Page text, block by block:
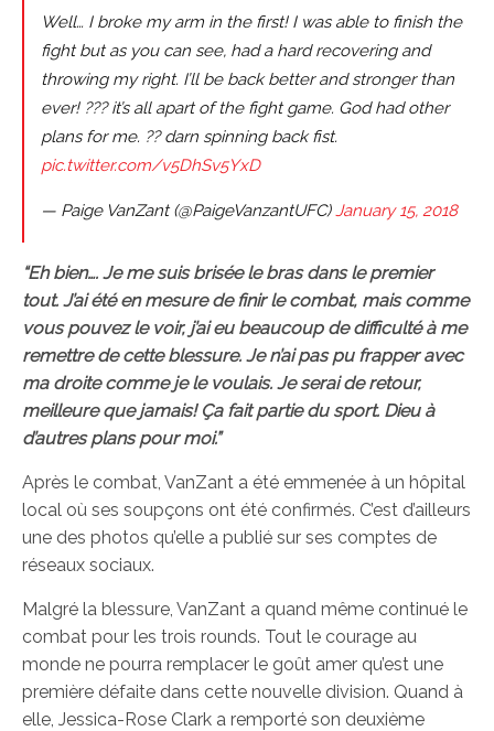
Well… I broke my arm in the first! I was able to finish the
fight but as you can see, had a hard recovering and
throwing my right. I’ll be back better and stronger than
ever! ??? it’s all apart of the fight game. God had other
plans for me. ?? darn spinning back fist.
pic.twitter.com/v5DhSv5YxD
— Paige VanZant (@PaigeVanzantUFC)January 15, 2018
“Eh bien…. Je me suis brisée le bras dans le premier
tout. J’ai été en mesure de finir le combat, mais comme
vous pouvez le voir, j’ai eu beaucoup de difficulté à me
remettre de cette blessure. Je n’ai pas pu frapper avec
ma droite comme je le voulais. Je serai de retour,
meilleure que jamais! Ça fait partie du sport. Dieu à
d’autres plans pour moi.”
Après le combat, VanZant a été emmenée à un hôpital
local où ses soupçons ont été confirmés. C’est d’ailleurs
une des photos qu’elle a publié sur ses comptes de
réseaux sociaux.
Malgré la blessure, VanZant a quand même continué le
combat pour les trois rounds. Tout le courage au
monde ne pourra remplacer le goût amer qu’est une
première défaite dans cette nouvelle division. Quand à
elle, Jessica-Rose Clark a remporté son deuxième